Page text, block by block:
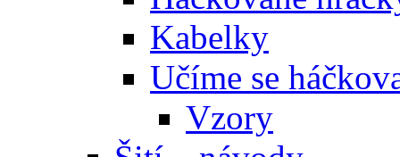
Kabelky
Učíme se
Vzory